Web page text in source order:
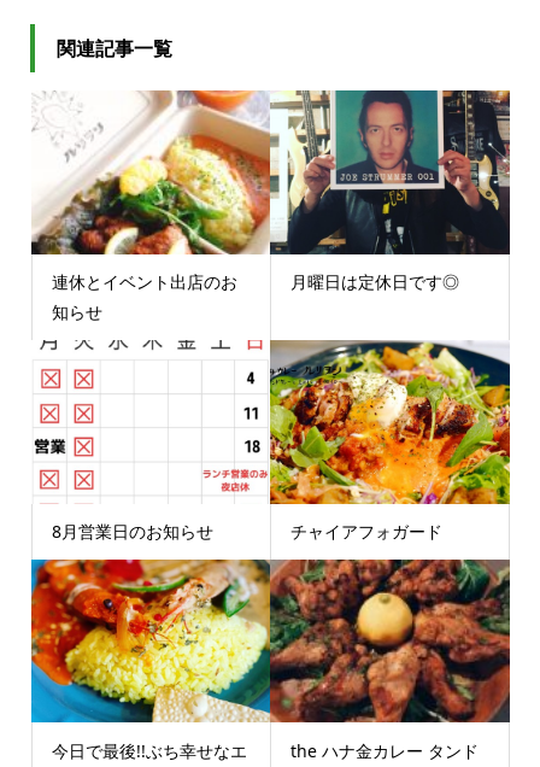
関連記事一覧
連休とイベント出店のお
知らせ
月曜日は定休日です◎
8月営業日のお知らせ チャイアフォガード
今日で最後!!ぶち幸せなエ
the ハナ金カレー タンド